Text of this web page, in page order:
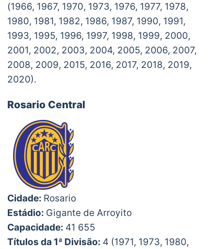
(1966, 1967, 1970, 1973, 1976, 1977, 1978,
1980, 1981, 1982, 1986, 1987, 1990, 1991,
1993, 1995, 1996, 1997, 1998, 1999, 2000,
2001, 2002, 2003, 2004, 2005, 2006, 2007,
2008, 2009, 2015, 2016, 2017, 2018, 2019,
2020).
Rosario Central
Cidade: Rosario
Estádio: Gigante de Arroyito
Capacidade: 41 655
Títulos da 1ª Divisão: 4 (1971, 1973, 1980,